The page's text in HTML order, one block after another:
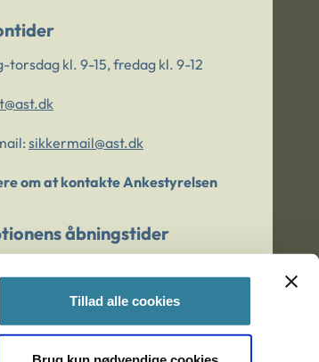
Tillad alle cookies
torsdag kl. 9-15, fredag kl. 9-12
sikkermail@ast.dk
om at kontakte Ankestyrelsen
åbningstider
bekymret for et barn/en ung?